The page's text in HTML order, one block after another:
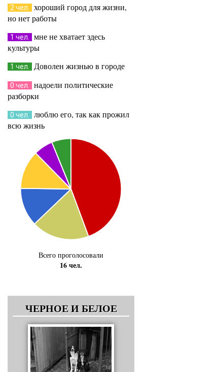
2 чел.
хороший город для жизни,
но нет работы
1 чел.
мне не хватает здесь
культуры
1 чел. Доволен жизнью в городе
0 чел.
надоели политические
разборки
0 чел.
люблю его, так как прожил
всю жизнь
Всего проголосовали
16 чел.
ЧЕРНОЕ И БЕЛОЕ